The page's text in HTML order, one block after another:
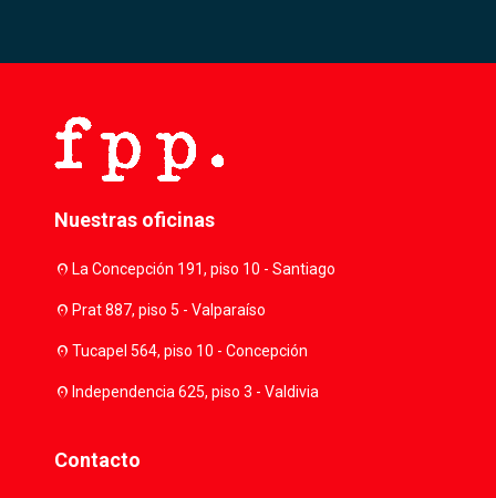
Nuestras oficinas
location_onLa Concepción 191, piso 10 - Santiago
location_onPrat 887, piso 5 - Valparaíso
location_onTucapel 564, piso 10 - Concepción
location_onIndependencia 625, piso 3 - Valdivia
Contacto